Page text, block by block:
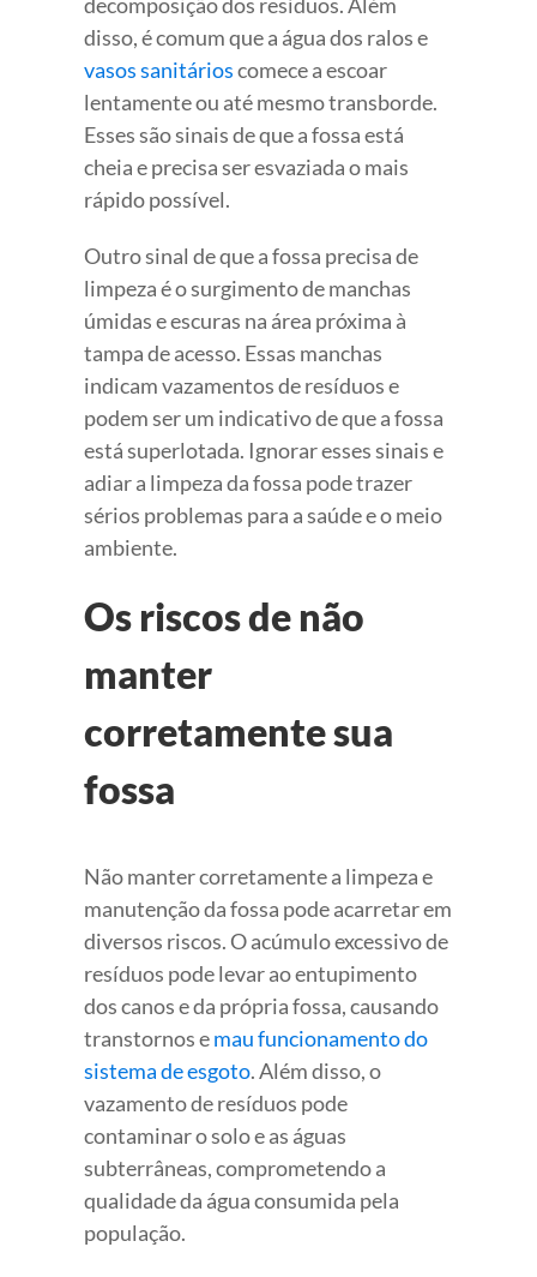
disso, é comum que a água dos ralos e
vasos sanitárioscomece a escoar
lentamente ou até mesmo transborde.
Esses são sinais de que a fossa está
cheia e precisa ser esvaziada o mais
rápido possível.
Outro sinal de que a fossa precisa de
limpeza é o surgimento de manchas
úmidas e escuras na área próxima à
tampa de acesso. Essas manchas
indicam vazamentos de resíduos e
podem ser um indicativo de que a fossa
está superlotada. Ignorar esses sinais e
adiar a limpeza da fossa pode trazer
sérios problemas para a saúde e o meio
ambiente.
Os riscos de não
manter
corretamente sua
fossa
Não manter corretamente a limpeza e
manutenção da fossa pode acarretar em
diversos riscos. O acúmulo excessivo de
resíduos pode levar ao entupimento
dos canos e da própria fossa, causando
transtornos emau funcionamento do
sistema de esgoto. Além disso, o
vazamento de resíduos pode
contaminar o solo e as águas
subterrâneas, comprometendo a
qualidade da água consumida pela
população.